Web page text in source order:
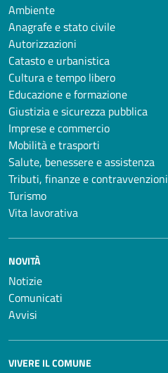
Ambiente
Anagrafe e stato civile
Autorizzazioni
Catasto e urbanistica
Cultura e tempo libero
Educazione e formazione
Giustizia e sicurezza pubblica
Imprese e commercio
Mobilità e trasporti
Salute, benessere e assistenza
Tributi, finanze e contravvenzioni
Turismo
Vita lavorativa
NOVITÀ
Notizie
Comunicati
Avvisi
VIVERE IL COMUNE